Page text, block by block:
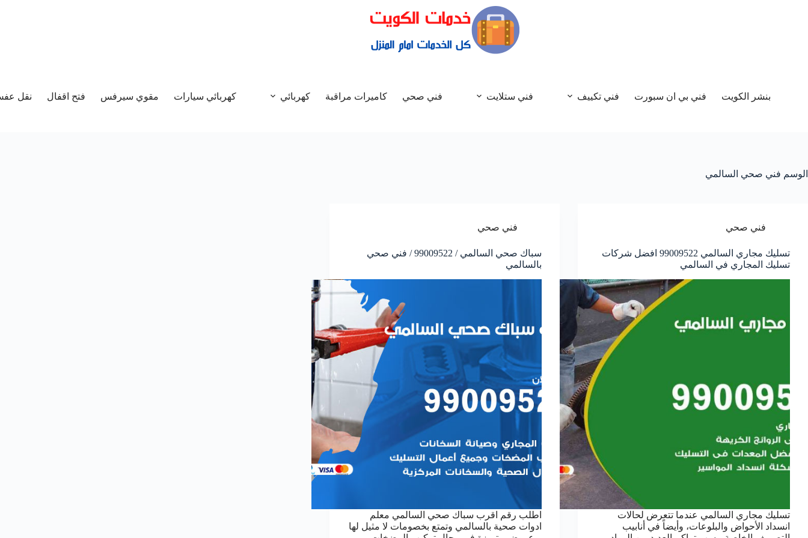
بنشر الكويت فني بي ان سبورت فني تكييف فني ستلايت فني صحي كاميرات مراقبة كهربائي كهربائي سيارات مقوي سيرفس فتح اقفال نقل
الوسم فني صحي السالمي
فني صحي
تسليك مجاري السالمي 99009522 افضل شركات
تسليك المجاري في السالمي
تسليك مجاري السالمي عندما تتعرض لحالات
انسداد الأحواض والبلوعات، وأيضاً في أنابيب
فني صحي
سباك صحي السالمي / 99009522 / فني صحي
بالسالمي
اطلب رقم اقرب سباك صحي السالمي معلم
ادوات صحية بالسالمي وتمتع بخصومات لا مثيل لها